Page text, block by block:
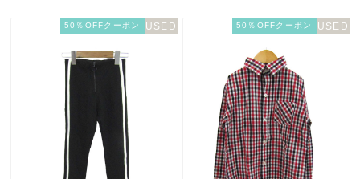
50％OFFクーポン 50％OFFクーポン